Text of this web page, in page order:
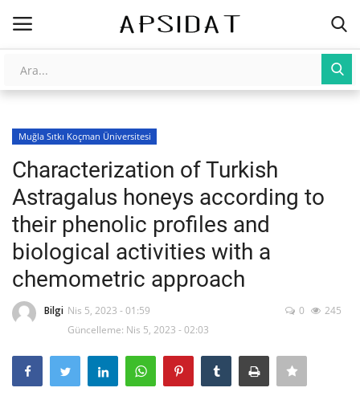
Giriş Kayıt Ol
AnaSayfa
İletişim
Yapay Zeka
Üniversite Yayınları
E-Devlet Sistemleri
Muğla Sıtkı Koçman Üniversitesi
Characterization of Turkish
Astragalus honeys according to
their phenolic profiles and
biological activities with a
chemometric approach
Bilgi Nis 5, 2023 - 01:59
Güncelleme: Nis 5, 2023 - 02:03
0 245